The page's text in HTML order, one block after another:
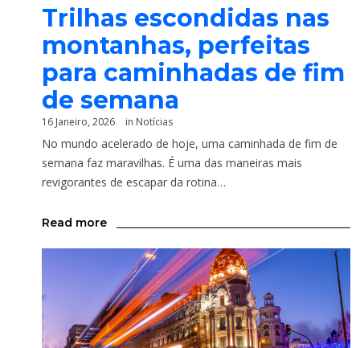
Trilhas escondidas nas
montanhas, perfeitas
para caminhadas de fim
de semana
16 Janeiro, 2026 in Notícias
No mundo acelerado de hoje, uma caminhada de fim de
semana faz maravilhas. É uma das maneiras mais
revigorantes de escapar da rotina…
Read more